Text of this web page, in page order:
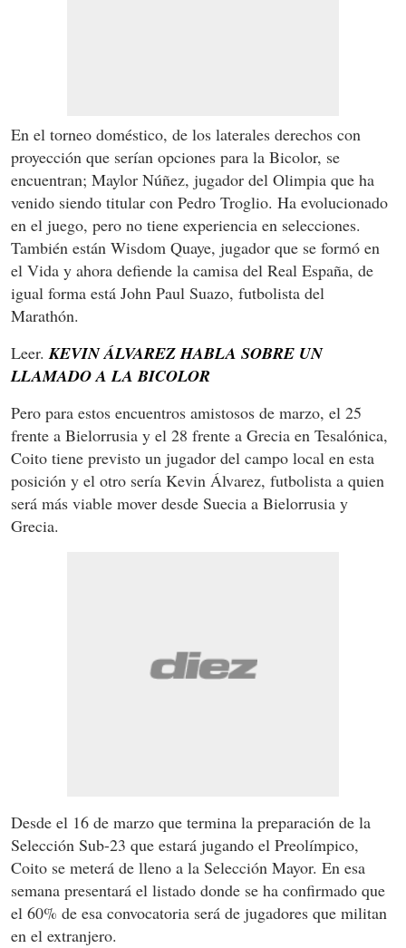
En el torneo doméstico, de los laterales derechos con
proyección que serían opciones para la Bicolor, se
encuentran; Maylor Núñez, jugador del Olimpia que ha
venido siendo titular con Pedro Troglio. Ha evolucionado
en el juego, pero no tiene experiencia en selecciones.
También están Wisdom Quaye, jugador que se formó en
el Vida y ahora defiende la camisa del Real España, de
igual forma está John Paul Suazo, futbolista del
Marathón.
Leer.KEVIN ÁLVAREZ HABLA SOBRE UN
LLAMADO A LA BICOLOR
Pero para estos encuentros amistosos de marzo, el 25
frente a Bielorrusia y el 28 frente a Grecia en Tesalónica,
Coito tiene previsto un jugador del campo local en esta
posición y el otro sería Kevin Álvarez, futbolista a quien
será más viable mover desde Suecia a Bielorrusia y
Grecia.
Desde el 16 de marzo que termina la preparación de la
Selección Sub-23 que estará jugando el Preolímpico,
Coito se meterá de lleno a la Selección Mayor. En esa
semana presentará el listado donde se ha confirmado que
el 60% de esa convocatoria será de jugadores que militan
en el extranjero.